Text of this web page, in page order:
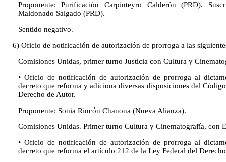
Proponente: Purificación Carpinteyro Calderón (PRD).
Maldonado Salgado (PRD).
Sentido negativo.
6) Oficio de notificación de autorización de prorroga a las
Comisiones Unidas, primer turno Justicia con Cultura y
• Oficio de notificación de autorización de prorroga al
decreto que reforma y adiciona diversas disposiciones del
Derecho de Autor.
Proponente: Sonia Rincón Chanona (Nueva Alianza).
Comisiones Unidas. Primer turno Cultura y Cinematografía, con
• Oficio de notificación de autorización de prorroga al
decreto que reforma el artículo 212 de la Ley Federal del